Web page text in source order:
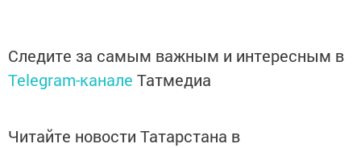
Следите за самым важным и интересным в
Telegram-канале Татмедиа
Читайте новости Татарстана в